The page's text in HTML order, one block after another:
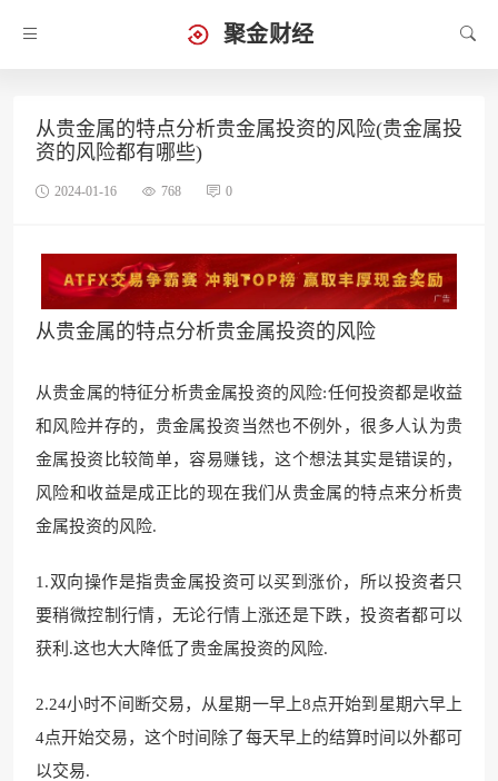
聚金财经
从贵金属的特点分析贵金属投资的风险(贵金属投
资的风险都有哪些)
2024-01-16 768 0
从贵金属的特点分析贵金属投资的风险
从贵金属的特征分析贵金属投资的风险:任何投资都是收益
和风险并存的，贵金属投资当然也不例外，很多人认为贵
金属投资比较简单，容易赚钱，这个想法其实是错误的，
风险和收益是成正比的现在我们从贵金属的特点来分析贵
金属投资的风险.
1.双向操作是指贵金属投资可以买到涨价，所以投资者只
要稍微控制行情，无论行情上涨还是下跌，投资者都可以
获利.这也大大降低了贵金属投资的风险.
2.24小时不间断交易，从星期一早上8点开始到星期六早上
4点开始交易，这个时间除了每天早上的结算时间以外都可
以交易.